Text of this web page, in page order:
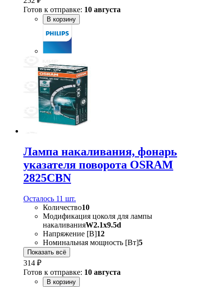
Готов к отправке: 10 августа
В корзину
Лампа накаливания, фонарь
указателя поворота OSRAM
2825CBN
Осталось 11 шт.
Количество10
Модификация цоколя для лампы
накаливанияW2.1x9.5d
Напряжение [В]12
Номинальная мощность [Вт]5
Показать всё
314 ₽
Готов к отправке: 10 августа
В корзину